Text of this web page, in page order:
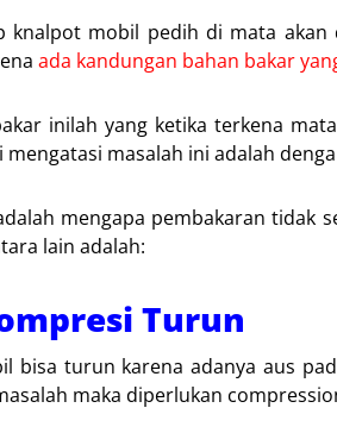
knalpot mobil pedih di mata
ada kandungan bahan bakar
inilah yang ketika terkena
mengatasi masalah ini adalah
mengapa pembakaran tidak
lain adalah:
Turun
bisa turun karena adanya aus
maka diperlukan